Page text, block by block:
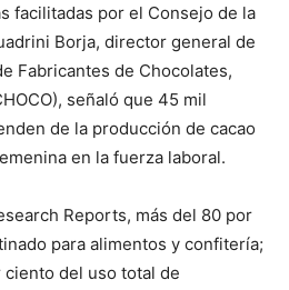
facilitadas por el Consejo de la
Borja, director general de
Fabricantes de Chocolates,
señaló que 45 mil
de la producción de cacao
en la fuerza laboral.
Reports, más del 80 por
para alimentos y confitería;
ciento del uso total de